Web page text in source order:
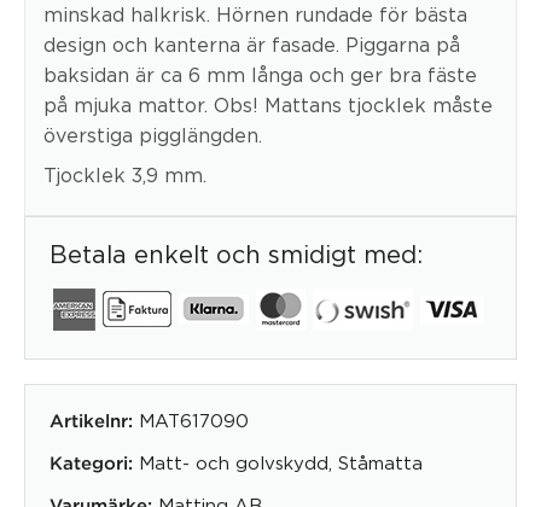
minskad halkrisk. Hörnen rundade för bästa
design och kanterna är fasade. Piggarna på
baksidan är ca 6 mm långa och ger bra fäste
på mjuka mattor. Obs! Mattans tjocklek måste
överstiga pigglängden.
Tjocklek 3,9 mm.
Betala enkelt och smidigt med:
Artikelnr: MAT617090
Kategori: Matt- och golvskydd Ståmatta